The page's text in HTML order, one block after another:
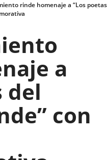
rinde homenaje a “Los poetas
a
del
con